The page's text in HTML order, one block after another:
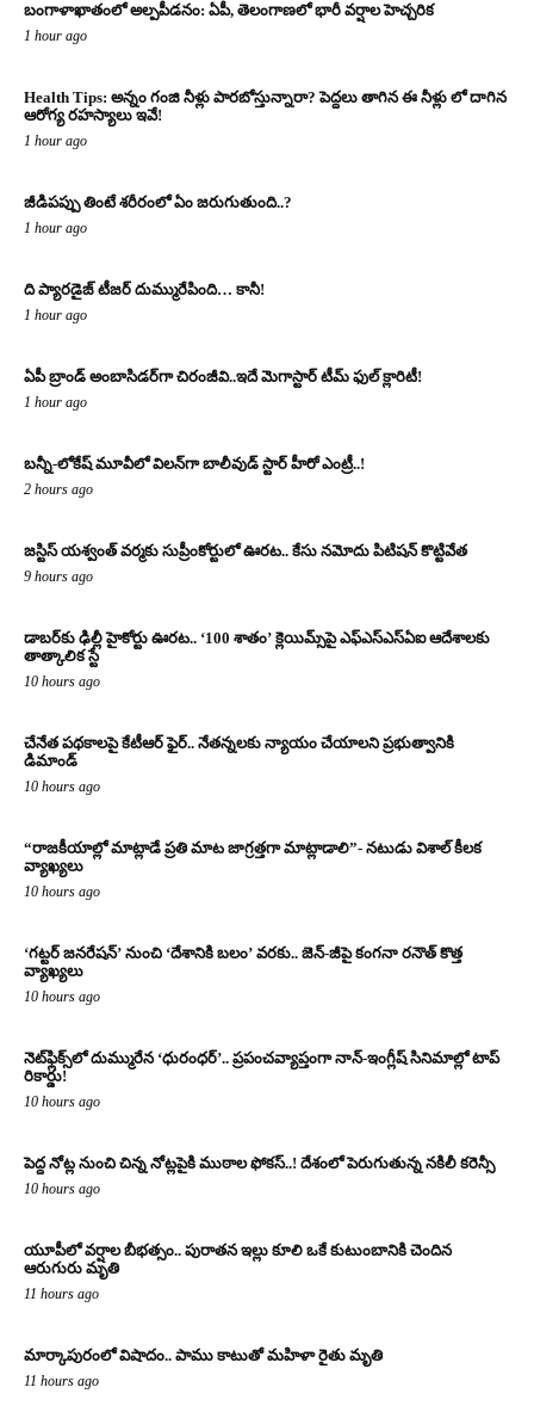
బంగాళాఖాతంలో అల్పపీడనం: ఏపీ, తెలంగాణలో భారీ వర్షాల హెచ్చరిక
1 hour ago
Health Tips: అన్నం గంజి నీళ్లు పారబోస్తున్నారా? పెద్దలు తాగిన ఈ నీళ్లు లో దాగిన
ఆరోగ్య రహస్యాలు ఇవే!
1 hour ago
జీడిపప్పు తింటే శరీరంలో ఏం జరుగుతుంది..?
1 hour ago
ది ప్యారడైజ్ టీజర్ దుమ్మురేపింది… కానీ!
1 hour ago
ఏపీ బ్రాండ్ అంబాసిడర్‌గా చిరంజీవి..ఇదే మెగాస్టార్ టీమ్ ఫుల్ క్లారిటీ!
1 hour ago
బన్నీ-లోకేష్ మూవీలో విలన్‌గా బాలీవుడ్ స్టార్ హీరో ఎంట్రీ..!
2 hours ago
జస్టిస్ యశ్వంత్ వర్మకు సుప్రీంకోర్టులో ఊరట.. కేసు నమోదు పిటిషన్ కొట్టివేత
9 hours ago
డాబర్‌కు ఢిల్లీ హైకోర్టు ఊరట.. ‘100 శాతం’ క్లెయిమ్స్‌పై ఎఫ్‌ఎస్‌ఎస్‌ఏఐ ఆదేశాలకు
తాత్కాలిక స్టే
10 hours ago
చేనేత పథకాలపై కేటీఆర్ ఫైర్.. నేతన్నలకు న్యాయం చేయాలని ప్రభుత్వానికి
డిమాండ్
10 hours ago
“రాజకీయాల్లో మాట్లాడే ప్రతి మాట జాగ్రత్తగా మాట్లాడాలి”- నటుడు విశాల్ కీలక
వ్యాఖ్యలు
10 hours ago
‘గట్టర్ జనరేషన్’ నుంచి ‘దేశానికి బలం’ వరకు.. జెన్-జీపై కంగనా రనౌత్ కొత్త
వ్యాఖ్యలు
10 hours ago
నెట్‌ఫ్లిక్స్‌లో దుమ్మురేన ‘ధురంధర్’.. ప్రపంచవ్యాప్తంగా నాన్-ఇంగ్లీష్ సినిమాల్లో టాప్
రికార్డు!
10 hours ago
పెద్ద నోట్ల నుంచి చిన్న నోట్లపైకి ముఠాల ఫోకస్..! దేశంలో పెరుగుతున్న నకిలీ కరెన్సీ
10 hours ago
యూపీలో వర్షాల బీభత్సం.. పురాతన ఇల్లు కూలి ఒకే కుటుంబానికి చెందిన
ఆరుగురు మృతి
11 hours ago
మార్కాపురంలో విషాదం.. పాము కాటుతో మహిళా రైతు మృతి
11 hours ago